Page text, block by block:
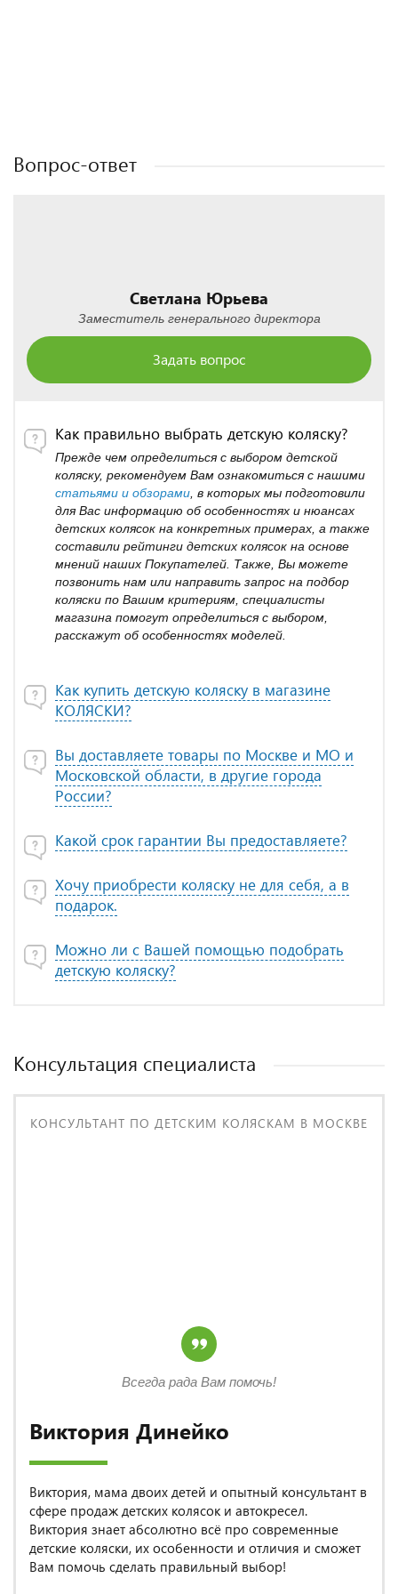
Вопрос-ответ
Светлана Юрьева
Заместитель генерального директора
Задать вопрос
Как правильно выбрать детскую коляску?
Прежде чем определиться с выбором детской
коляску, рекомендуем Вам ознакомиться с нашими
статьями и обзорами , в которых мы подготовили
для Вас информацию об особенностях и нюансах
детских колясок на конкретных примерах, а также
составили рейтинги детских колясок на основе
мнений наших Покупателей. Также, Вы можете
позвонить нам или направить запрос на подбор
коляски по Вашим критериям, специалисты
магазина помогут определиться с выбором,
расскажут об особенностях моделей.
Как купить детскую коляску в магазине
КОЛЯСКИ?
Вы доставляете товары по Москве и МО и
Московской области, в другие города
России?
Какой срок гарантии Вы предоставляете?
Хочу приобрести коляску не для себя, а в
подарок.
Можно ли с Вашей помощью подобрать
детскую коляску?
Консультация специалиста
КОНСУЛЬТАНТ ПО ДЕТСКИМ КОЛЯСКАМ В МОСКВЕ
Виктория Динейко
Виктория, мама двоих детей и опытный консультант в
сфере продаж детских колясок и автокресел.
Виктория знает абсолютно всё про современные
детские коляски, их особенности и отличия и сможет
Вам помочь сделать правильный выбор!
Всегда рада Вам помочь!